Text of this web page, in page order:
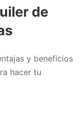
de
y beneficios
hacer tu